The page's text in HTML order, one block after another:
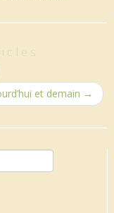
et demain →